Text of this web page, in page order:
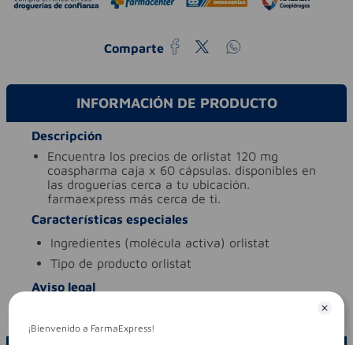
Comparte
INFORMACIÓN DE PRODUCTO
Descripción
encuentra los precios de orlistat 120 mg
coaspharma caja x 60 cápsulas. disponibles en
las droguerías cerca a tu ubicación.
farmaexpress más cerca de ti.
Características especiales
ingredientes (molécula activa) orlistat
tipo de producto orlistat
Aviso legal
¡Bienvenido a FarmaExpress!